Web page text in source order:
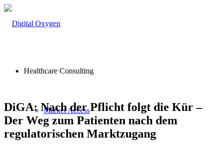
Healthcare Consulting
Market Access
DiGA: Nach der Pflicht folgt die Kür –
Der Weg zum Patienten nach dem
regulatorischen Marktzugang